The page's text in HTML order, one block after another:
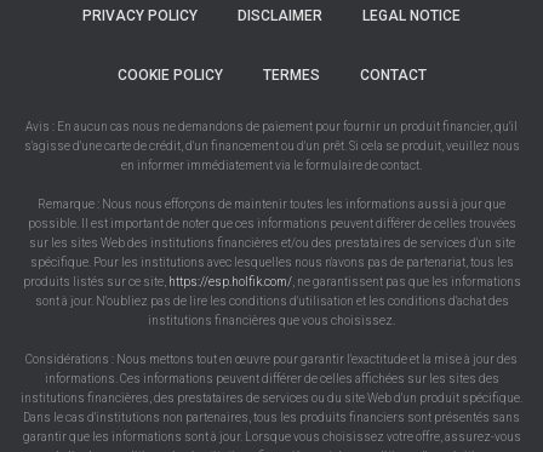
PRIVACY POLICY DISCLAIMER LEGAL NOTICE
COOKIE POLICY TERMES CONTACT
Avis : En aucun cas nous ne demandons de paiement pour fournir un produit financier, qu'il
s'agisse d'une carte de crédit, d'un financement ou d'un prêt. Si cela se produit, veuillez nous
en informer immédiatement via le formulaire de contact.
Remarque : Nous nous efforçons de maintenir toutes les informations aussi à jour que
possible. Il est important de noter que ces informations peuvent différer de celles trouvées
sur les sites Web des institutions financières et/ou des prestataires de services d'un site
spécifique. Pour les institutions avec lesquelles nous n'avons pas de partenariat, tous les
produits listés sur ce site, https://esp.holfik.com/, ne garantissent pas que les informations
sont à jour. N'oubliez pas de lire les conditions d'utilisation et les conditions d'achat des
institutions financières que vous choisissez.
Considérations : Nous mettons tout en œuvre pour garantir l'exactitude et la mise à jour des
informations. Ces informations peuvent différer de celles affichées sur les sites des
institutions financières, des prestataires de services ou du site Web d'un produit spécifique.
Dans le cas d'institutions non partenaires, tous les produits financiers sont présentés sans
garantir que les informations sont à jour. Lorsque vous choisissez votre offre, assurez-vous